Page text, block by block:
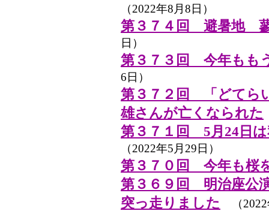
（2022年8月8日）
第３７４回 避暑地
日）
第３７３回 今年もも
6日）
第３７２回 「どてら
雄さんが亡くなられた
第３７１回 5月24日
（2022年5月29日）
第３７０回 今年も桜
第３６９回 明治座公
突っ走りました
（2022